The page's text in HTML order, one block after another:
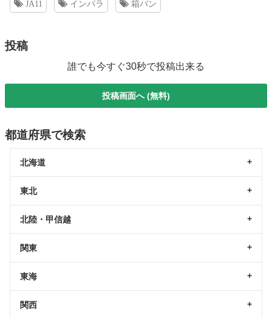
JA11 インパラ 箱バン
投稿
誰でも今すぐ30秒で投稿出来る
投稿画面へ (無料)
都道府県で検索
北海道
東北
北陸・甲信越
関東
東海
関西